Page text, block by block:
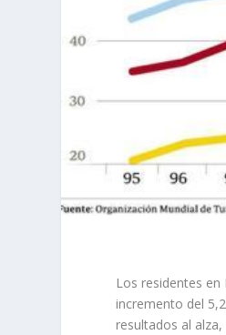
Los residentes
incremento del
resultados al